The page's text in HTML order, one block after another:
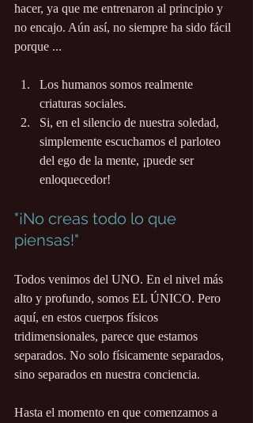
hacer, ya que me entrenaron al principio y
no encajo. Aún así, no siempre ha sido fácil
porque ...
Los humanos somos realmente
criaturas sociales.
Si, en el silencio de nuestra soledad,
simplemente escuchamos el parloteo
del ego de la mente, ¡puede ser
enloquecedor!
"¡No creas todo lo que
piensas!"
Todos venimos del UNO. En el nivel más
alto y profundo, somos EL ÚNICO. Pero
aquí, en estos cuerpos físicos
tridimensionales, parece que estamos
separados. No solo físicamente separados,
sino separados en nuestra conciencia.
Hasta el momento en que comenzamos a